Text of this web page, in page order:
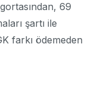
69
şartı ile
farkı ödemeden